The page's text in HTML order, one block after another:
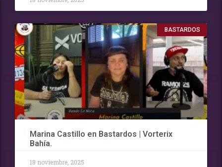
BASTARDOS
Marina Castillo en Bastardos | Vorterix
Bahía.
18 noviembre, 2025